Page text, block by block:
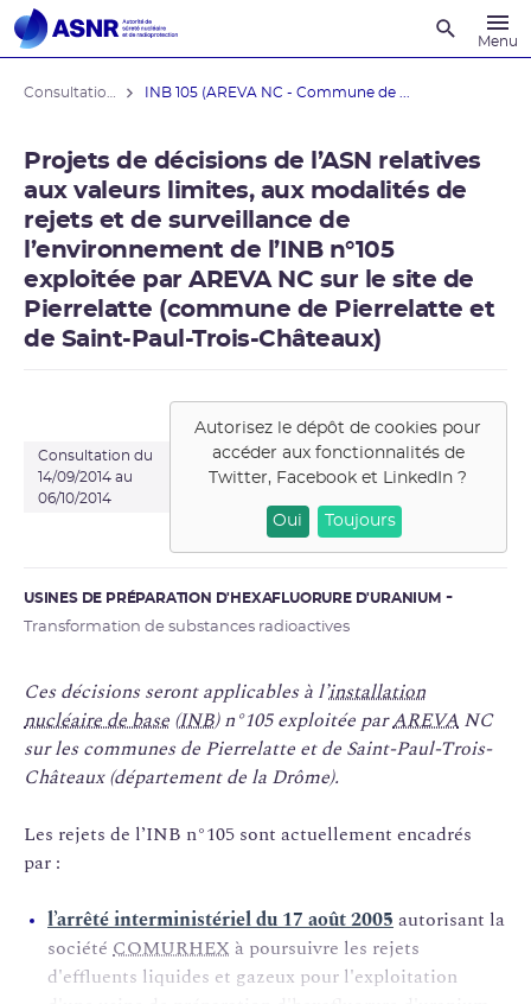
Menu
INB 105 (AREVA NC - Commune de ...
Projets de décisions de l’ASN relatives
aux valeurs limites, aux modalités de
rejets et de surveillance de
l’environnement de l’INB n°105
exploitée par AREVA NC sur le site de
Pierrelatte (commune de Pierrelatte et
de Saint-Paul-Trois-Châteaux)
Consultation du
14/09/2014 au
06/10/2014
Autorisez le dépôt de cookies pour
accéder aux fonctionnalités de
Twitter, Facebook et LinkedIn ?
Oui Toujours
USINES DE PRÉPARATION D'HEXAFLUORURE D'URANIUM
Transformation de substances radioactives
Ces décisions seront applicables à l’installation
nucléaire de base (INB) n°105 exploitée parAREVA NC
sur les communes de Pierrelatte et de Saint-Paul-Trois-
Châteaux (département de la Drôme).
Les rejets de l’INB n°105 sont actuellement encadrés
par :
l’arrêté interministériel du 17 août 2005autorisant la
société COMURHEX à poursuivre les rejets
d'effluents liquides et gazeux pour l'exploitation